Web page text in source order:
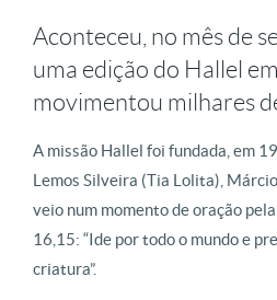
Aconteceu, no mês de
uma edição do Hallel
movimentou milhares
A missão Hallel foi fundada, em
Lemos Silveira (Tia Lolita),
veio num momento de oração
16,15: “Ide por todo o mundo e
criatura”.